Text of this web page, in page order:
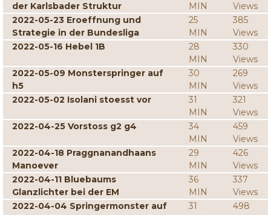
der Karlsbader Struktur
MIN
Views
2022-05-23 Eroeffnung und
Strategie in der Bundesliga
25
MIN
385
Views
2022-05-16 Hebel 1B
28
MIN
330
Views
2022-05-09 Monsterspringer auf
h5
30
MIN
269
Views
2022-05-02 Isolani stoesst vor
31
MIN
321
Views
2022-04-25 Vorstoss g2 g4
34
MIN
459
Views
2022-04-18 Praggnanandhaans
Manoever
29
MIN
426
Views
2022-04-11 Bluebaums
Glanzlichter bei der EM
36
MIN
337
Views
2022-04-04 Springermonster auf
31
498